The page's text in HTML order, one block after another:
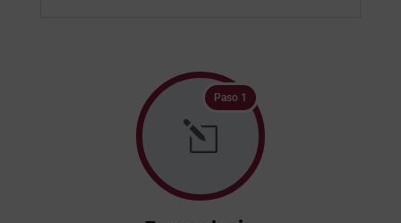
l
Paso 1